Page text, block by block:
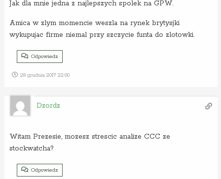
Jak dla mnie jedna z najlepszych spolek na GPW.
Amica w zlym momencie weszla na rynek brytysjki
wykupujac firme niemal przy szczycie funta do zlotowki.
Odpowiedz
28 grudnia 2017 22:00
Dzordz
Witam Prezesie, mozesz strescic analize CCC ze
stockwatcha?
Odpowiedz